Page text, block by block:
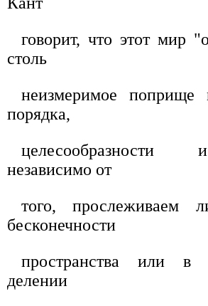
говорит, что этот мир
столь
неизмеримое поприще
порядка,
независимо от
того,
бесконечности
пространства или в
делении